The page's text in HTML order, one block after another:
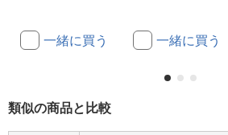
一緒に買う 一緒に買う
類似の商品と比較